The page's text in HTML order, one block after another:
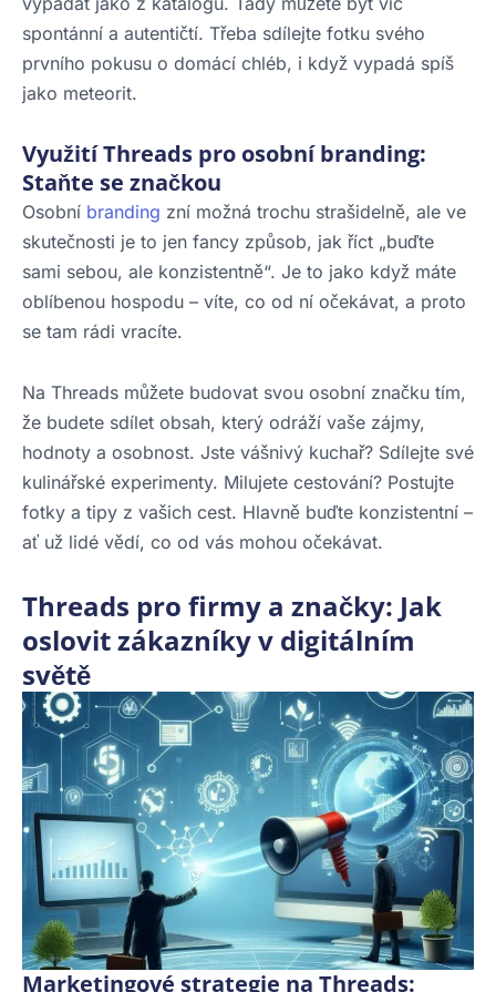
spontánní a autentičtí. Třeba sdílejte fotku svého
prvního pokusu o domácí chléb, i když vypadá spíš
jako meteorit.
Využití Threads pro osobní branding:
Staňte se značkou
Osobní branding zní možná trochu strašidelně, ale ve
skutečnosti je to jen fancy způsob, jak říct „buďte
sami sebou, ale konzistentně“. Je to jako když máte
oblíbenou hospodu – víte, co od ní očekávat, a proto
se tam rádi vracíte.
Na Threads můžete budovat svou osobní značku tím,
že budete sdílet obsah, který odráží vaše zájmy,
hodnoty a osobnost. Jste vášnivý kuchař? Sdílejte své
kulinářské experimenty. Milujete cestování? Postujte
fotky a tipy z vašich cest. Hlavně buďte konzistentní –
ať už lidé vědí, co od vás mohou očekávat.
Threads pro firmy a značky: Jak
oslovit zákazníky v digitálním
světě
Marketingové strategie na Threads: